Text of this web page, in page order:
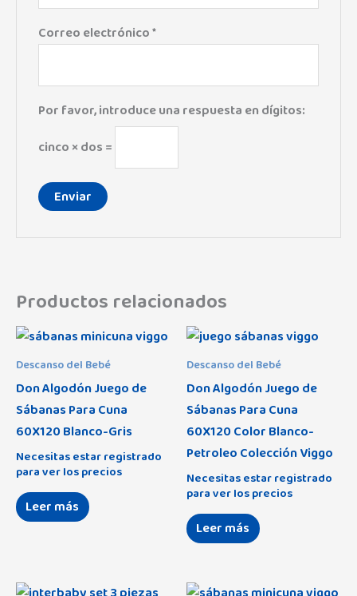
Correo electrónico*
Por favor, introduce una respuesta en dígitos:
cinco × dos =
Productos relacionados
Descanso del Bebé
Don Algodón Juego de
Sábanas Para Cuna
60X120 Blanco-Gris
Necesitas estar registrado
para ver los precios
Leer más
Descanso del Bebé
Don Algodón Juego de
Sábanas Para Cuna
60X120 Color Blanco-
Petroleo Colección Viggo
Necesitas estar registrado
para ver los precios
Leer más